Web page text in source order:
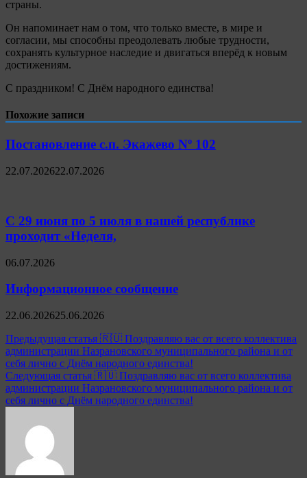
страны.
Он напоминает нам о том, что только вместе, в мире и
согласии, мы способны преодолевать любые трудности,
сохранять культурное наследие и двигаться вперёд к новым
достижениям.
С праздником! С Днём народного единства!
Похожие записи
Постановление с.п. Экажево Nº 102
22.07.202622.07.2026
С 29 июня по 5 июля в нашей республике
проходит «Неделя,
06.07.2026
Информационное сообщение
22.06.202625.06.2026
Навигация
по
записям
Предыдущая статья 🇷🇺 Поздравляю вас от всего коллектива
администрации Назрановского муниципального района и от
себя лично с Днём народного единства!
Следующая статья 🇷🇺 Поздравляю вас от всего коллектива
администрации Назрановского муниципального района и от
себя лично с Днём народного единства!